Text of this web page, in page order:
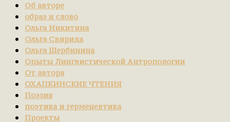
Об авторе
образ и слово
Ольга Никитина
Ольга Свирида
Ольга Щербинина
Опыты Лингвистической Антропологии
От автора
ОХАПКИНСКИЕ ЧТЕНИЯ
Поэзия
поэтика и герменевтика
Проекты